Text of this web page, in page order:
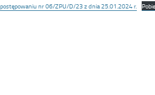
nr 06/ZPU/D/23 z dnia 25.01.2024 r.